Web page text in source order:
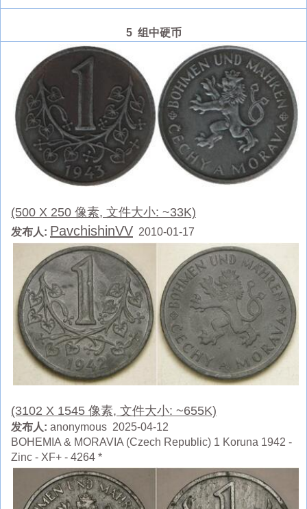
5 组中硬币
(500 X 250 像素, 文件大小: ~33K)
发布人: PavchishinVV 2010-01-17
(3102 X 1545 像素, 文件大小: ~655K)
发布人: anonymous 2025-04-12
BOHEMIA & MORAVIA (Czech Republic) 1 Koruna 1942 -
Zinc - XF+ - 4264 *